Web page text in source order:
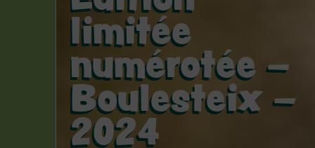
limitée
numérotée –
Boulesteix –
2024